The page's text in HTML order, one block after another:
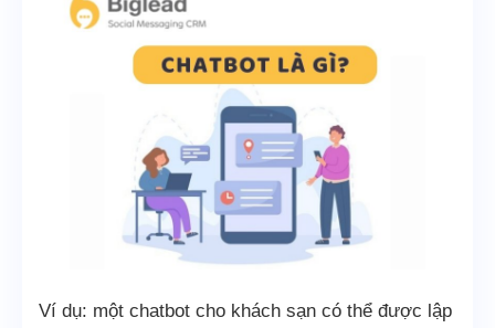
Ví dụ: một chatbot cho khách sạn có thể được lập